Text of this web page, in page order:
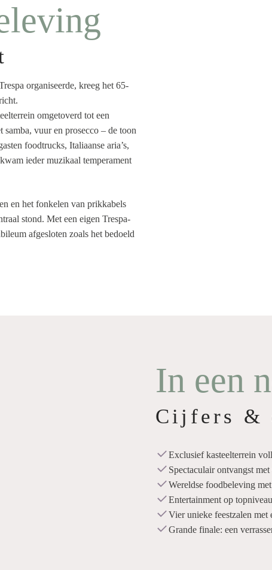
organiseerde, kreeg het 65-
omgetoverd tot een
vuur en prosecco – de toon
foodtrucks, Italiaanse aria’s,
ieder muzikaal temperament
en het fonkelen van prikkabels
stond. Met een eigen Trespa-
afgesloten zoals het bedoeld
In een
Cijfers &
Exclusief kasteelterrein
Spectaculair ontvangst
Wereldse foodbeleving
Entertainment op
Vier unieke feestzalen met
Grande finale: een